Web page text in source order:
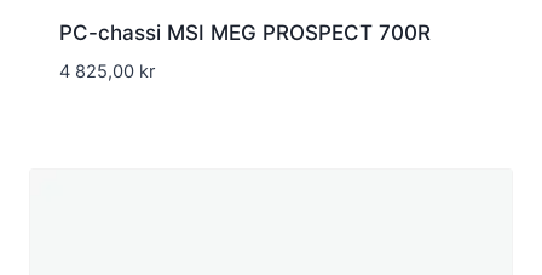
PC-chassi MSI MEG PROSPECT 700R
4 825,00 kr